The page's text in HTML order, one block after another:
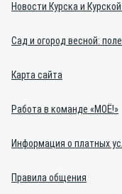
Новости Курска и
Сад и огород весной:
Карта сайта
Работа в команде «МОЁ!»
Информация о платных
Правила общения